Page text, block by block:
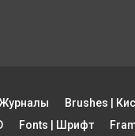
Журналы Brushes |
Fonts | Шрифт